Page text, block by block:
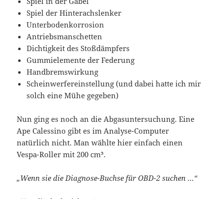
Spiel der Hinterachslenker
Unterbodenkorrosion
Antriebsmanschetten
Dichtigkeit des Stoßdämpfers
Gummielemente der Federung
Handbremswirkung
Scheinwerfereinstellung (und dabei hatte ich mir
solch eine Mühe gegeben)
Nun ging es noch an die Abgasuntersuchung. Eine
Ape Calessino gibt es im Analyse-Computer
natürlich nicht. Man wählte hier einfach einen
Vespa-Roller mit 200 cm³.
„Wenn sie die Diagnose-Buchse für OBD-2 suchen …“